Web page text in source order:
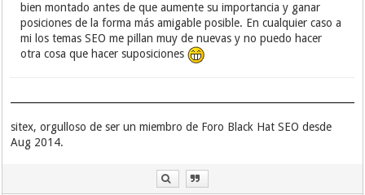
bien montado antes de que aumente su importancia y ganar
posiciones de la forma más amigable posible. En cualquier caso a
mi los temas SEO me pillan muy de nuevas y no puedo hacer
otra cosa que hacer suposiciones
sitex, orgulloso de ser un miembro de Foro Black Hat SEO desde
Aug 2014.